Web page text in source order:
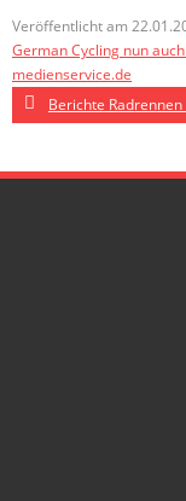
Veröffentlicht am
German Cycling nun
medienservice.de
Berichte Radrennen